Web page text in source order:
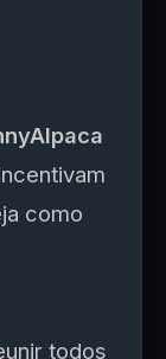
como
todos